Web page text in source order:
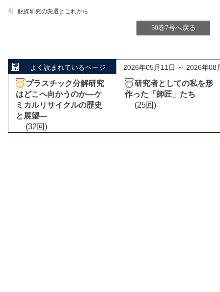
触媒研究の変遷とこれから
50巻7号へ戻る
よく読まれているページ 2026年05月11日 ～ 2026年08
プラスチック分解研究
はどこへ向かうのか―ケ
ミカルリサイクルの歴史
と展望―
(32回)
研究者としての私を形
作った「師匠」たち
(25回)